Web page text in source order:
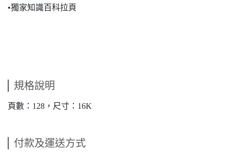
•獨家知識百科拉頁
規格說明
頁數：128，尺寸：16K
付款及運送方式